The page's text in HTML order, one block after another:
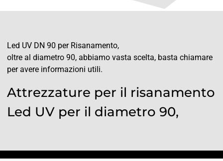
Led UV DN 90 per Risanamento,
oltre al diametro 90, abbiamo vasta scelta, basta chiamare
per avere informazioni utili.
Attrezzature per il risanamento
Led UV per il diametro 90,